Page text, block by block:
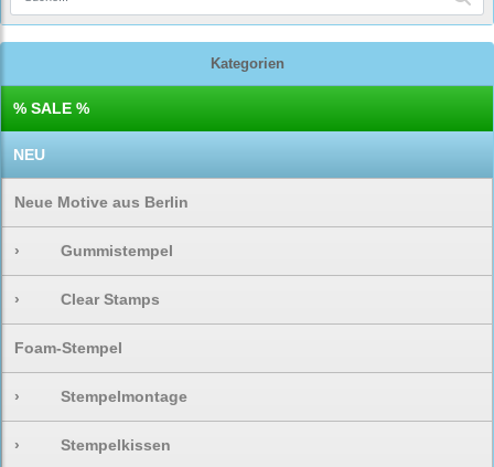
Kategorien
% SALE %
NEU
Neue Motive aus Berlin
› Gummistempel
› Clear Stamps
Foam-Stempel
› Stempelmontage
› Stempelkissen